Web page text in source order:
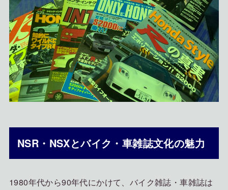
NSR・NSXとバイク・車雑誌文化の魅力
1980年代から90年代にかけて、バイク雑誌・車雑誌は